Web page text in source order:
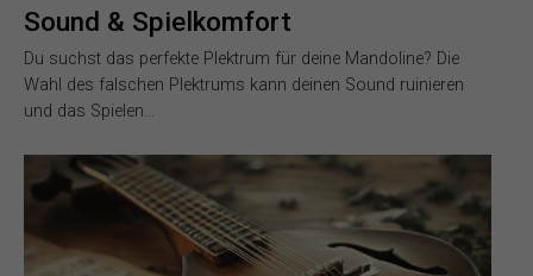
Sound & Spielkomfort
Du suchst das perfekte Plektrum für deine Mandoline? Die
Wahl des falschen Plektrums kann deinen Sound ruinieren
und das Spielen…